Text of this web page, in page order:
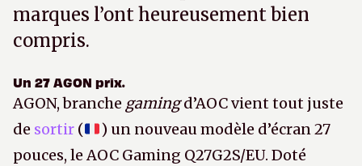
marques l’ont heureusement bien
compris.
Un 27 AGON prix.
AGON, branche gamingd’AOC vient tout juste
de sortir (
) un nouveau modèle d’écran 27
pouces, le AOC Gaming Q27G2S/EU. Doté